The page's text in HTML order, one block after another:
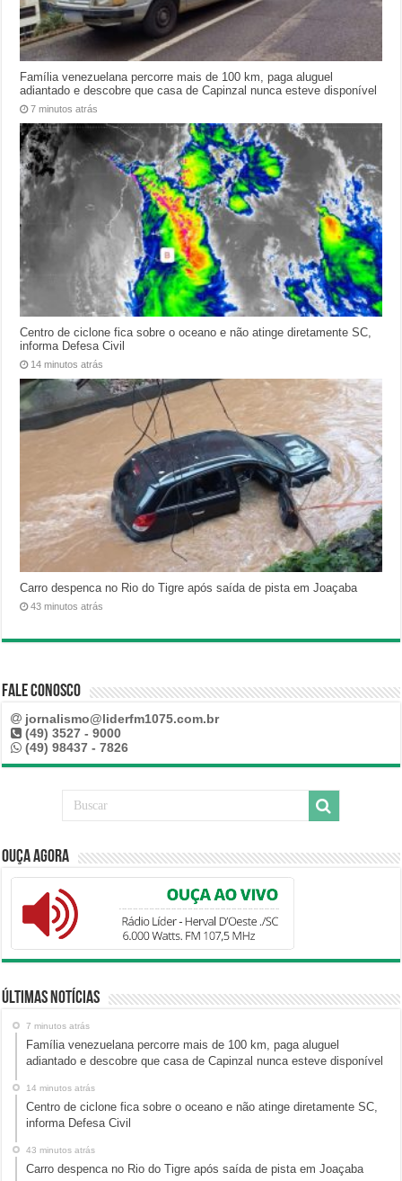
Família venezuelana percorre mais de 100 km, paga aluguel
adiantado e descobre que casa de Capinzal nunca esteve disponível
7 minutos atrás
Centro de ciclone fica sobre o oceano e não atinge diretamente SC,
informa Defesa Civil
14 minutos atrás
Carro despenca no Rio do Tigre após saída de pista em Joaçaba
43 minutos atrás
Fale Conosco
jornalismo@liderfm1075.com.br
(49) 3527 - 9000
(49) 98437 - 7826
Ouça Agora
Últimas Notícias
7 minutos atrás
Família venezuelana percorre mais de 100 km, paga aluguel
adiantado e descobre que casa de Capinzal nunca esteve disponível
14 minutos atrás
Centro de ciclone fica sobre o oceano e não atinge diretamente SC,
informa Defesa Civil
43 minutos atrás
Carro despenca no Rio do Tigre após saída de pista em Joaçaba